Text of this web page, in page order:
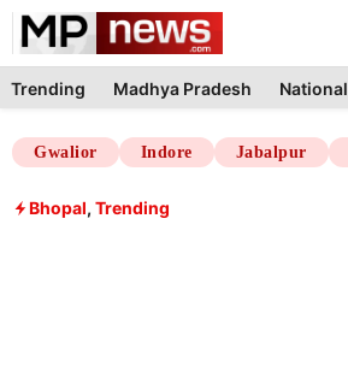
Skip
content
Trending Madhya Pradesh National
Gwalior Indore Jabalpur
Bhopal, Trending